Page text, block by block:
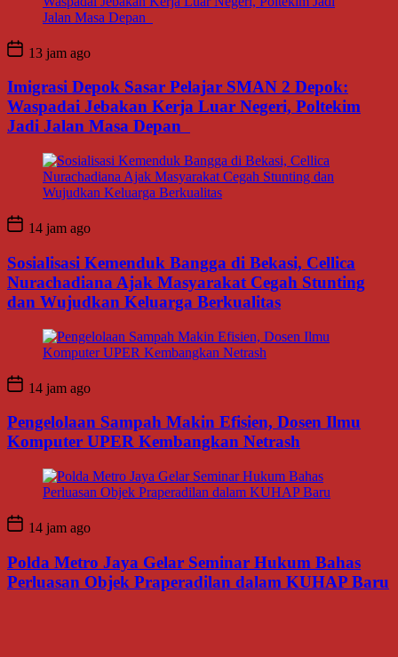
13 jam ago
Imigrasi Depok Sasar Pelajar SMAN 2 Depok:
Waspadai Jebakan Kerja Luar Negeri, Poltekim
Jadi Jalan Masa Depan
14 jam ago
Sosialisasi Kemenduk Bangga di Bekasi, Cellica
Nurachadiana Ajak Masyarakat Cegah Stunting
dan Wujudkan Keluarga Berkualitas
14 jam ago
Pengelolaan Sampah Makin Efisien, Dosen Ilmu
Komputer UPER Kembangkan Netrash
14 jam ago
Polda Metro Jaya Gelar Seminar Hukum Bahas
Perluasan Objek Praperadilan dalam KUHAP Baru